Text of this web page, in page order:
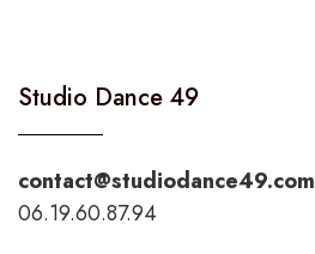
Studio Dance 49
contact@studiodance49.com
06.19.60.87.94